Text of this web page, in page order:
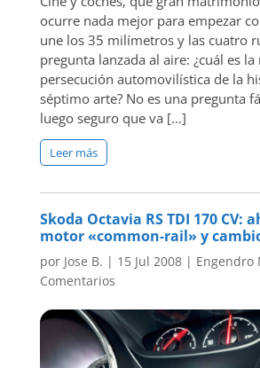
ocurre nada mejor para empezar
une los 35 milímetros y las cuatro
pregunta lanzada al aire: ¿cuál es
persecución automovilística de la
séptimo arte? No es una pregunta
luego seguro que va […]
Leer más
Skoda Octavia RS TDI 170 CV:
motor «common-rail» y
por Jose B. | 15 Jul 2008| Engendro
Comentarios